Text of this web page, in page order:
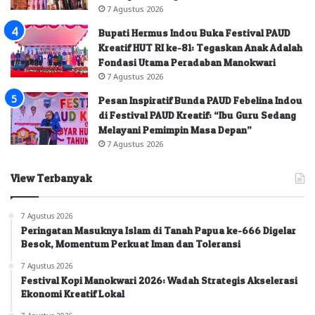
7 Agustus 2026
Bupati Hermus Indou Buka Festival PAUD
Kreatif HUT RI ke-81: Tegaskan Anak Adalah
Fondasi Utama Peradaban Manokwari
7 Agustus 2026
Pesan Inspiratif Bunda PAUD Febelina Indou
di Festival PAUD Kreatif: “Ibu Guru Sedang
Melayani Pemimpin Masa Depan”
7 Agustus 2026
View Terbanyak
7 Agustus 2026
Peringatan Masuknya Islam di Tanah Papua ke-666 Digelar
Besok, Momentum Perkuat Iman dan Toleransi
7 Agustus 2026
Festival Kopi Manokwari 2026: Wadah Strategis Akselerasi
Ekonomi Kreatif Lokal